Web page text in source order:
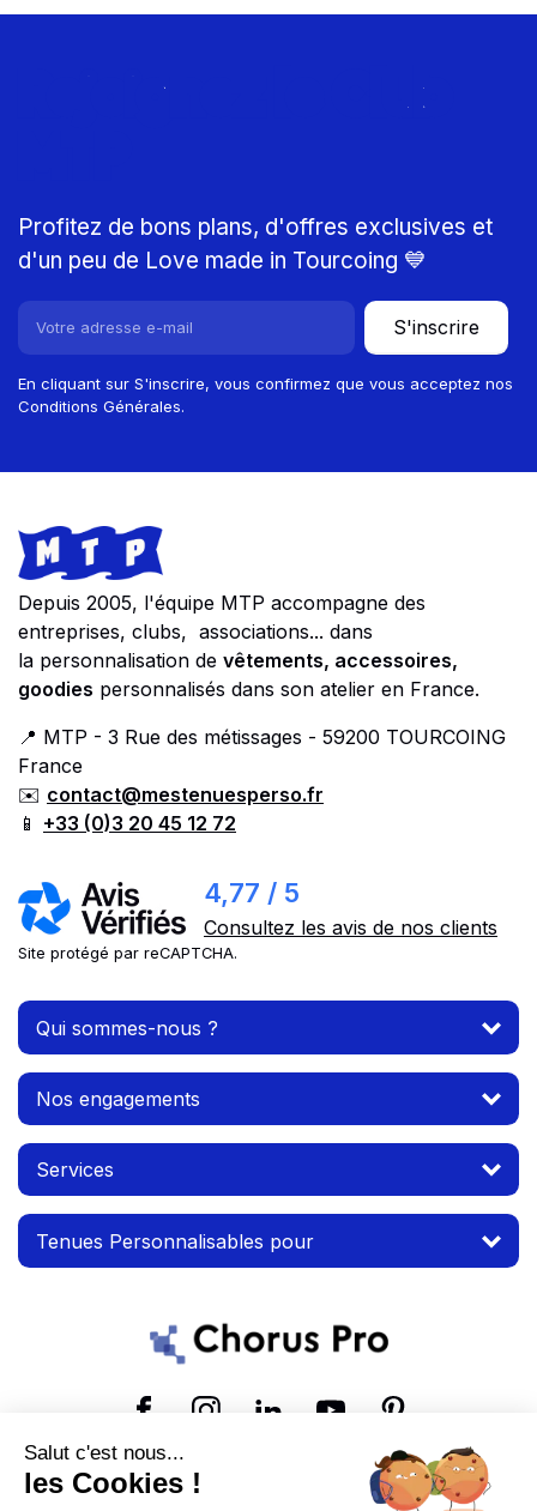
Rejoignez le Club
Profitez de bons plans, d'offres exclusives et
d'un peu de Love made in Tourcoing 💙
S'inscrire
En cliquant sur S'inscrire, vous confirmez que vous acceptez nos
Conditions Générales.
Footer
Store information
Depuis 2005, l'équipe MTP accompagne des
entreprises, clubs, associations... dans
la personnalisation de vêtements, accessoires,
goodies personnalisés dans son atelier en France.
📍 MTP - 3 Rue des métissages - 59200 TOURCOING
France
✉️ contact@mestenuesperso.fr
📱 +33 (0)3 20 45 12 72
4,77 / 5
Consultez les avis de nos clients
Site protégé par reCAPTCHA.
Qui sommes-nous ?
Nos engagements
Services
Tenues Personnalisables pour
© 2026 MTP. Tous droits réservés.
Salut c'est nous...
les Cookies !